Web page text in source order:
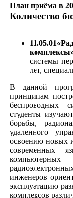
План приёма в
Количество
комплексы»
системы
лет,
В данной
принципам
беспроводных
студенты
борьбы,
удаленного
освоению новых
современных
инженеров
эксплуатацию
комплексов